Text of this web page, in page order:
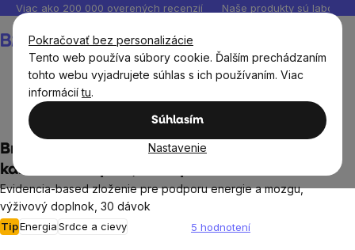
Pokračovať bez personalizácie
Tento web používa súbory cookie. Ďalším prechádzaním
tohto webu vyjadrujete súhlas s ich používaním. Viac
informáciítu.
Súhlasím
Nastavenie
Prejsť
obsah
Viac ako 200 000 overených recenzií Naše produkty sú
košík
BrainMax Anti-Age Carnosine complex,
karnosin komplex, 60 kapsúl
Evidencia-based zloženie pre podporu energie a mozgu,
výživový doplnok, 30 dávok
TipEnergiaSrdce a cievy 5 hodnotení